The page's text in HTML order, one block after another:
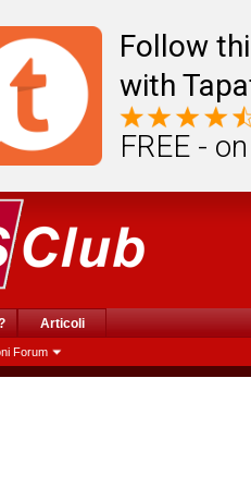
Follow
with
FREE -
Forum
Articoli